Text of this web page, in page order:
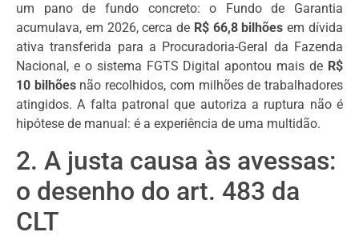
um pano de fundo concreto: o Fundo de Garantia
acumulava, em 2026, cerca de R$ 66,8 bilhões em dívida
ativa transferida para a Procuradoria-Geral da Fazenda
Nacional, e o sistema FGTS Digital apontou mais de R$
10 bilhõesnão recolhidos, com milhões de trabalhadores
atingidos. A falta patronal que autoriza a ruptura não é
hipótese de manual: é a experiência de uma multidão.
2. A justa causa às avessas:
o desenho do art. 483 da
CLT